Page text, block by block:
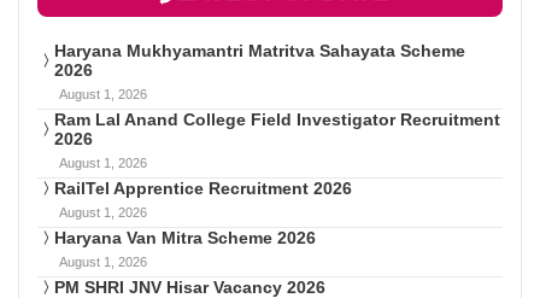
Haryana Mukhyamantri Matritva Sahayata Scheme
2026
August 1, 2026
Ram Lal Anand College Field Investigator Recruitment
2026
August 1, 2026
RailTel Apprentice Recruitment 2026
August 1, 2026
Haryana Van Mitra Scheme 2026
August 1, 2026
PM SHRI JNV Hisar Vacancy 2026